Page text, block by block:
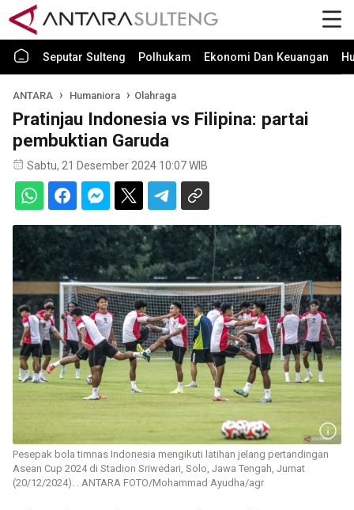
Seputar Sulteng Polhukam Ekonomi Dan Keuangan
ANTARA Humaniora Olahraga
Pratinjau Indonesia vs Filipina: partai
pembuktian Garuda
Sabtu, 21 Desember 2024 10:07 WIB
Pesepak bola timnas Indonesia mengikuti latihan jelang pertandingan
Asean Cup 2024 di Stadion Sriwedari, Solo, Jawa Tengah, Jumat
(20/12/2024). . ANTARA FOTO/Mohammad Ayudha/agr